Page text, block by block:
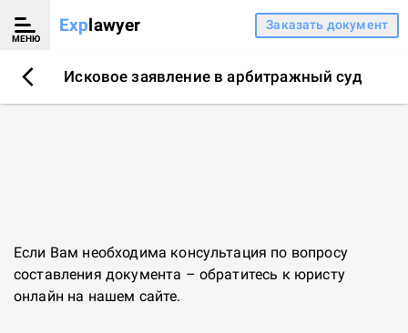
МЕНЮ
Explawyer Заказать документ
Исковое заявление в арбитражный суд
Если Вам необходима консультация по вопросу
составления документа – обратитесь к юристу
онлайн на нашем сайте.